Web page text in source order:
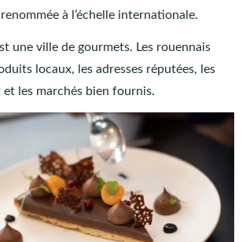
à l’échelle internationale.
une ville de gourmets. Les rouennais
locaux, les adresses réputées, les
les marchés bien fournis.